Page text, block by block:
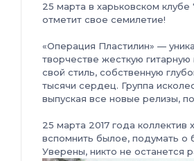
25 марта в харьковском
отметит свое семилетие!
«Операция Пластилин» —
творчестве жесткую
свой стиль, собственную
тысячи сердец. Группа
выпуская все новые релизы,
25 марта 2017 года
вспомнить былое, подумать о
Уверены, никто не останется